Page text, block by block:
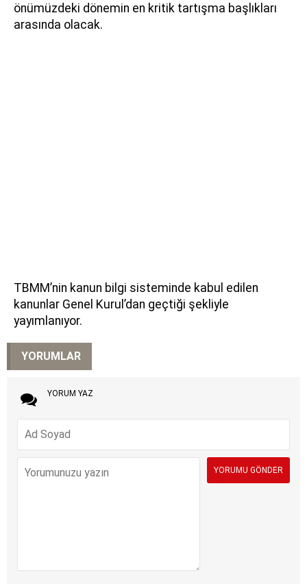
önümüzdeki dönemin en kritik tartışma başlıkları
arasında olacak.
TBMM’nin kanun bilgi sisteminde kabul edilen
kanunlar Genel Kurul’dan geçtiği şekliyle
yayımlanıyor.
YORUMLAR
YORUM YAZ